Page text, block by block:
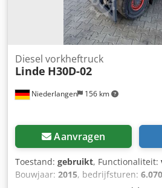
Niederlangen 156 km
Diesel vorkheftruck
Linde H30D-02
Aanvragen
Toestand: gebruikt, Functionaliteit:
Bouwjaar: 2015, bedrijfsturen: